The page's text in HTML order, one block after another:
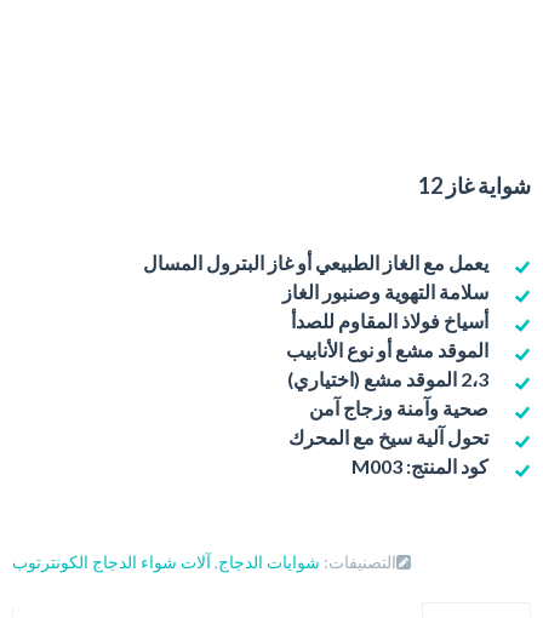
شواية غاز 12
يعمل مع الغاز الطبيعي أو غاز البترول المسال
سلامة التهوية وصنبور الغاز
أسياخ فولاذ المقاوم للصدأ
الموقد مشع أو نوع الأنابيب
2،3 الموقد مشع (اختياري)
صحية وآمنة وزجاج آمن
تحول آلية سيخ مع المحرك
كود المنتج: M003
التصنيفات: شوايات الدجاج,آلات شواء الدجاج الكونترتوب